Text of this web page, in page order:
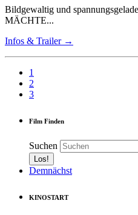
Bildgewaltig und
MÄCHTE...
Infos & Trailer →
1
2
3
Film Finden
Suchen
Demnächst
KINOSTART